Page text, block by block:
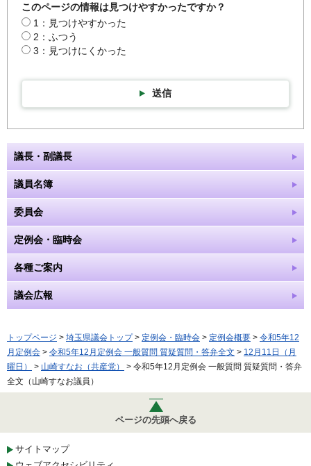
このページの情報は見つけやすかったですか？
1：見つけやすかった
2：ふつう
3：見つけにくかった
送信
議長・副議長
議員名簿
委員会
定例会・臨時会
各種ご案内
議会広報
トップページ > 埼玉県議会トップ> 定例会・臨時会 > 定例会概要 > 令和5年12
月定例会 > 令和5年12月定例会 一般質問 質疑質問・答弁全文 > 12月11日（月
曜日）
> 山崎すなお（共産党）
> 令和5年12月定例会 一般質問 質疑質問・答弁
全文（山崎すなお議員）
ページの先頭へ戻る
サイトマップ